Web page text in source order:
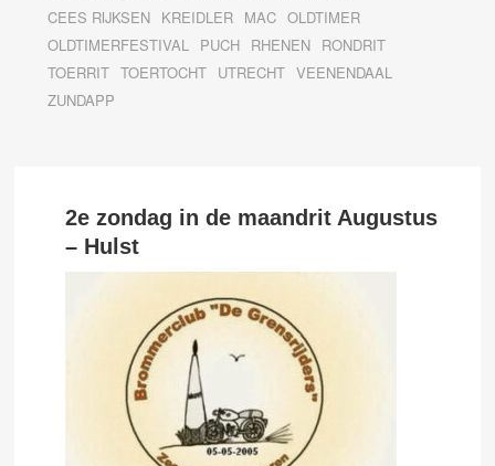
CEES RIJKSEN KREIDLER MAC OLDTIMER
OLDTIMERFESTIVAL
PUCH RHENEN RONDRIT
TOERRIT TOERTOCHT UTRECHT VEENENDAAL
ZUNDAPP
2e zondag in de maandrit Augustus
– Hulst